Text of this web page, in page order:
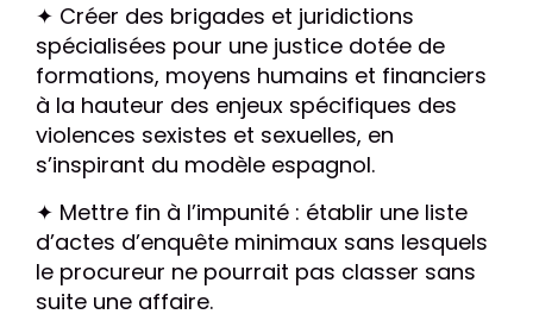
✦ Créer des brigades et juridictions
spécialisées pour une justice dotée de
formations, moyens humains et financiers
à la hauteur des enjeux spécifiques des
violences sexistes et sexuelles, en
s’inspirant du modèle espagnol.
✦ Mettre fin à l’impunité : établir une liste
d’actes d’enquête minimaux sans lesquels
le procureur ne pourrait pas classer sans
suite une affaire.